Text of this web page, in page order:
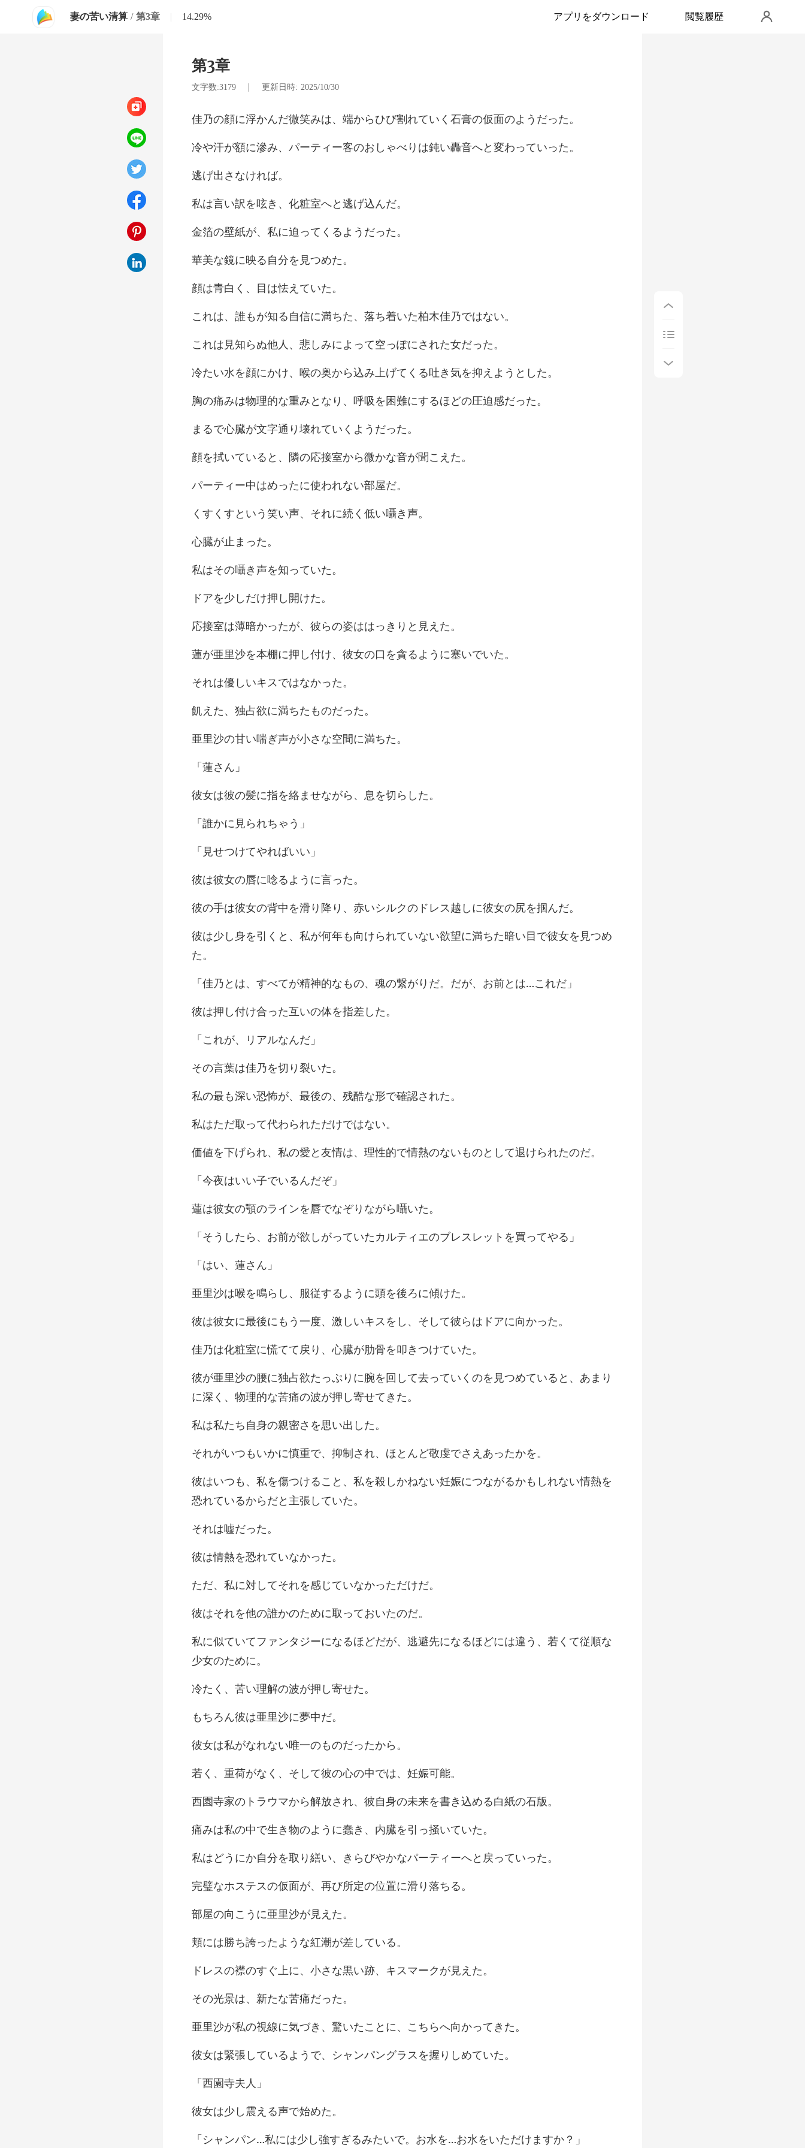
妻の苦い清算 / 第3章 | 14.29% アプリをダウンロード 閲覧履歴
第3章
文字数:3179 | 更新日時: 2025/10/30
は、端からひび割れていく
ィー客のおしゃべりは鈍い
さなけ
呟き、化粧室
、私に迫って
映る自分を
く、目は
信に満ちた、落ち着い
、悲しみによって空
の奥から込み上げてくる
となり、呼吸を困難にす
字通り壊れてい
、隣の応接室から
はめったに使
笑い声、それに
が止
囁き声を
しだけ押
たが、彼らの姿は
し付け、彼女の口を貪
いキスでは
占欲に満ち
喘ぎ声が小さ
蓮
指を絡ませなが
に見ら
けてやれ
唇に唸るよ
降り、赤いシルクのドレス
年も向けられていない欲望に
的なもの、魂の繋がりだ。
合った互いの
、リアル
は佳乃を
が、最後の、残酷
て代わられた
友情は、理性的で情熱のな
いい子で
ラインを唇でな
がっていたカルティエのブ
い、
し、服従するよう
度、激しいキスをし、そ
て戻り、心臓が肋骨
て去っていくのを見つめていると、あまり
に
身の親密さを
で、抑制され、ほとんど
しかねない妊娠につながるかもしれない
は嘘
を恐れて
てそれを感じて
誰かのために取
ほどだが、逃避先になるほどには
い理解の波
彼は亜里
れない唯一の
、そして彼の心の
解放され、彼自身の未来
物のように蠢き、内
繕い、きらびやかなパー
仮面が、再び所定
うに亜里沙
ったような紅
に、小さな黒い跡、
、新たな苦
づき、驚いたことに、
うで、シャンパングラ
園寺
し震える
強すぎるみたいで。お水を